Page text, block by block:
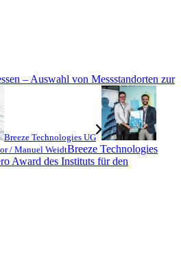
– Auswahl von Messstandorten zur
Breeze Technologies UG
/ Manuel WeidtBreeze Technologies
Award des Instituts für den